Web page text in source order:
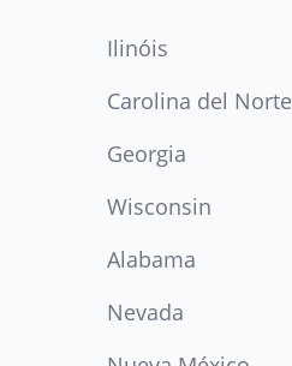
Ilinóis
Carolina del Norte
Georgia
Wisconsin
Alabama
Nevada